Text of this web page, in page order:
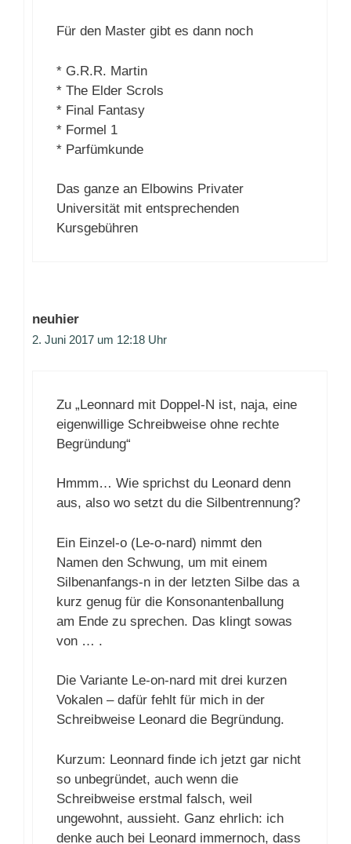
Für den Master gibt es dann noch
* G.R.R. Martin
* The Elder Scrols
* Final Fantasy
* Formel 1
* Parfümkunde
Das ganze an Elbowins Privater
Universität mit entsprechenden
Kursgebühren
neuhier
2. Juni 2017 um 12:18 Uhr
Zu „Leonnard mit Doppel-N ist, naja, eine
eigenwillige Schreibweise ohne rechte
Begründung“
Hmmm… Wie sprichst du Leonard denn
aus, also wo setzt du die Silbentrennung?
Ein Einzel-o (Le-o-nard) nimmt den
Namen den Schwung, um mit einem
Silbenanfangs-n in der letzten Silbe das a
kurz genug für die Konsonantenballung
am Ende zu sprechen. Das klingt sowas
von … .
Die Variante Le-on-nard mit drei kurzen
Vokalen – dafür fehlt für mich in der
Schreibweise Leonard die Begründung.
Kurzum: Leonnard finde ich jetzt gar nicht
so unbegründet, auch wenn die
Schreibweise erstmal falsch, weil
ungewohnt, aussieht. Ganz ehrlich: ich
denke auch bei Leonard immernoch, dass